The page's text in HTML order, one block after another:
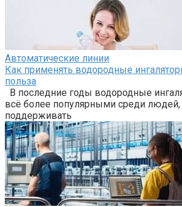
Автоматические линии
Как применять водородные
польза
В последние годы водородные
всё более популярными среди
поддерживать